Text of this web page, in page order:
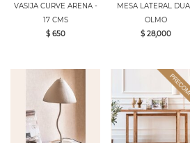
VASIJA CURVE ARENA -
17 CMS
$ 650
MESA LATERAL
OLMO
$ 28,000